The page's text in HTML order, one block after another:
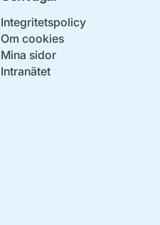
Integritetspolicy
Om cookies
Mina sidor
Intranätet